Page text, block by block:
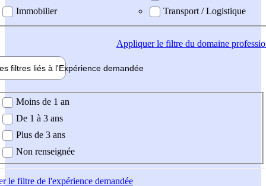
Immobilier
Transport / Logistique
Appliquerle filtre du domaine
filtres liés à l'Expérience demandée
demandée
Moins de 1 an
De 1 à 3 ans
Plus de 3 ans
Non renseignée
le filtre de l'expérience demandée